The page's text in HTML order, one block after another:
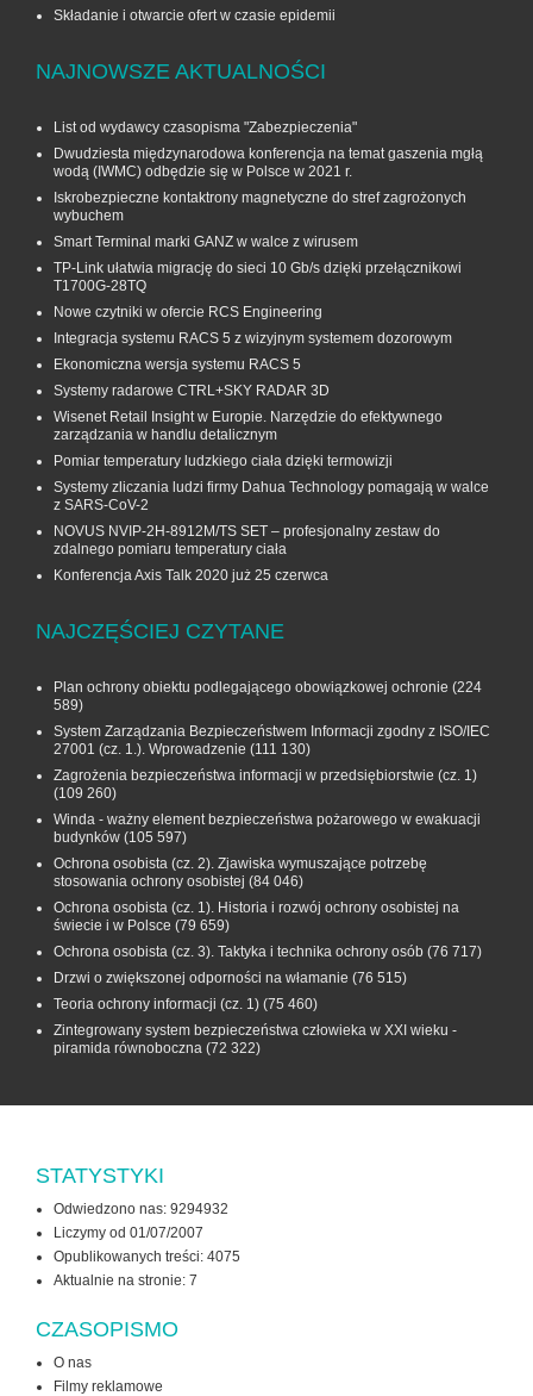
Składanie i otwarcie ofert w czasie epidemii
NAJNOWSZE AKTUALNOŚCI
List od wydawcy czasopisma "Zabezpieczenia"
Dwudziesta międzynarodowa konferencja na temat gaszenia mgłą
wodą (IWMC) odbędzie się w Polsce w 2021 r.
Iskrobezpieczne kontaktrony magnetyczne do stref zagrożonych
wybuchem
Smart Terminal marki GANZ w walce z wirusem
TP-Link ułatwia migrację do sieci 10 Gb/s dzięki przełącznikowi
T1700G‑28TQ
Nowe czytniki w ofercie RCS Engineering
Integracja systemu RACS 5 z wizyjnym systemem dozorowym
Ekonomiczna wersja systemu RACS 5
Systemy radarowe CTRL+SKY RADAR 3D
Wisenet Retail Insight w Europie. Narzędzie do efektywnego
zarządzania w handlu detalicznym
Pomiar temperatury ludzkiego ciała dzięki termowizji
Systemy zliczania ludzi firmy Dahua Technology pomagają w walce
z SARS-CoV-2
NOVUS NVIP-2H-8912M/TS SET – profesjonalny zestaw do
zdalnego pomiaru temperatury ciała
Konferencja Axis Talk 2020 już 25 czerwca
NAJCZĘŚCIEJ CZYTANE
Plan ochrony obiektu podlegającego obowiązkowej ochronie (224
589)
System Zarządzania Bezpieczeństwem Informacji zgodny z ISO/IEC
27001 (cz. 1.). Wprowadzenie (111 130)
Zagrożenia bezpieczeństwa informacji w przedsiębiorstwie (cz. 1)
(109 260)
Winda - ważny element bezpieczeństwa pożarowego w ewakuacji
budynków (105 597)
Ochrona osobista (cz. 2). Zjawiska wymuszające potrzebę
stosowania ochrony osobistej (84 046)
Ochrona osobista (cz. 1). Historia i rozwój ochrony osobistej na
świecie i w Polsce (79 659)
Ochrona osobista (cz. 3). Taktyka i technika ochrony osób (76 717)
Drzwi o zwiększonej odporności na włamanie (76 515)
Teoria ochrony informacji (cz. 1) (75 460)
Zintegrowany system bezpieczeństwa człowieka w XXI wieku -
piramida równoboczna (72 322)
STATYSTYKI
Odwiedzono nas: 9294932
Liczymy od 01/07/2007
Opublikowanych treści: 4075
Aktualnie na stronie: 7
CZASOPISMO
O nas
Filmy reklamowe